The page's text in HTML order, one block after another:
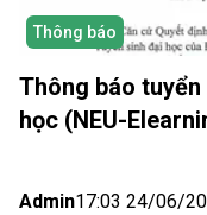
Thông báo
Thông báo
học (NEU-
Admin17:03 24/06/